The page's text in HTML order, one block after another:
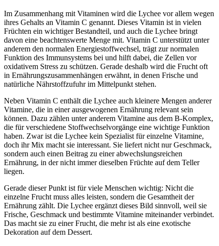
Im Zusammenhang mit Vitaminen wird die Lychee vor allem wegen
ihres Gehalts an Vitamin C genannt. Dieses Vitamin ist in vielen
Früchten ein wichtiger Bestandteil, und auch die Lychee bringt
davon eine beachtenswerte Menge mit. Vitamin C unterstützt unter
anderem den normalen Energiestoffwechsel, trägt zur normalen
Funktion des Immunsystems bei und hilft dabei, die Zellen vor
oxidativem Stress zu schützen. Gerade deshalb wird die Frucht oft
in Ernährungszusammenhängen erwähnt, in denen Frische und
natürliche Nährstoffzufuhr im Mittelpunkt stehen.
Neben Vitamin C enthält die Lychee auch kleinere Mengen anderer
Vitamine, die in einer ausgewogenen Ernährung relevant sein
können. Dazu zählen unter anderem Vitamine aus dem B-Komplex,
die für verschiedene Stoffwechselvorgänge eine wichtige Funktion
haben. Zwar ist die Lychee kein Spezialist für einzelne Vitamine,
doch ihr Mix macht sie interessant. Sie liefert nicht nur Geschmack,
sondern auch einen Beitrag zu einer abwechslungsreichen
Ernährung, in der nicht immer dieselben Früchte auf dem Teller
liegen.
Gerade dieser Punkt ist für viele Menschen wichtig: Nicht die
einzelne Frucht muss alles leisten, sondern die Gesamtheit der
Ernährung zählt. Die Lychee ergänzt dieses Bild sinnvoll, weil sie
Frische, Geschmack und bestimmte Vitamine miteinander verbindet.
Das macht sie zu einer Frucht, die mehr ist als eine exotische
Dekoration auf dem Dessert.